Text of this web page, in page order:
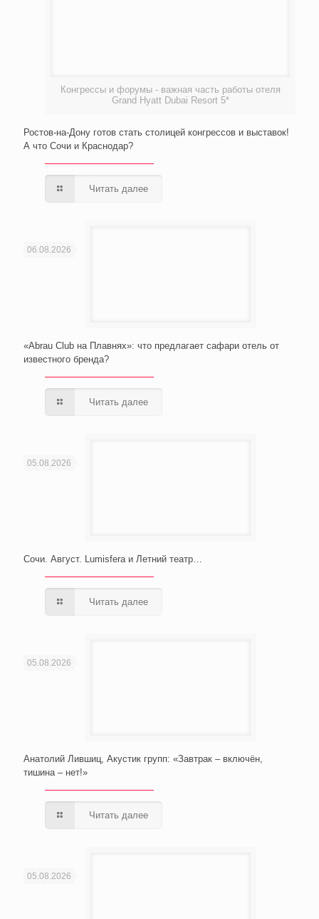
Конгрессы и форумы - важная часть работы отеля
Grand Hyatt Dubai Resort 5*
Ростов-на-Дону готов стать столицей конгрессов и выставок!
А что Сочи и Краснодар?
Читать далее
06.08.2026
«Abrau Club на Плавнях»: что предлагает сафари отель от
известного бренда?
Читать далее
05.08.2026
Сочи. Август. Lumisfera и Летний театр…
Читать далее
05.08.2026
Анатолий Лившиц, Акустик групп: «Завтрак – включён,
тишина – нет!»
Читать далее
05.08.2026